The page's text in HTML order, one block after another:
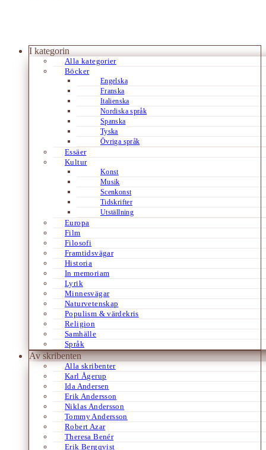
I kategorin
Alla kategorier
Böcker
Engelska
Franska
Italienska
Nordiska språk
Spanska
Tyska
Övriga språk
Essäer
Kultur
Konst
Musik
Scenkonst
Tidskrifter
Utställning
Europa
Film
Filosofi
Framtidsvägar
Historia
In memoriam
Lyrik
Minnesvägar
Naturvetenskap
Populism & värdekris
Religion
Samhälle
Språk
Av skribenten
Alla skribenter
Karl Ågerup
Ida Andersen
Erik Andersson
Niklas Andersson
Tommy Andersson
Robert Azar
Theresa Benér
Erik Bergqvist